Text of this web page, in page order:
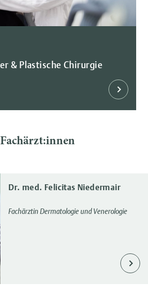
& Plastische Chirurgie
Fachärzt:innen
Dr. med. Felicitas Niedermair
Fachärztin Dermatologie und Venerologie